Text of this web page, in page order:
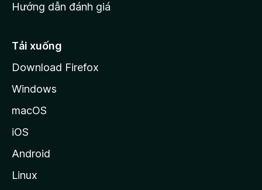
i
l
Hướng dẫn đánh giá
Tải xuống
Download Firefox
Windows
macOS
iOS
Android
Linux